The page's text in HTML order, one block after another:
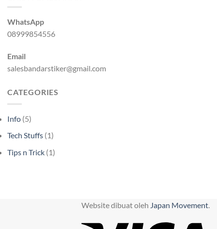
WhatsApp
08999854556
Email
salesbandarstiker@gmail.com
CATEGORIES
Info (5)
Tech Stuffs (1)
Tips n Trick (1)
Website dibuat oleh Japan Movement